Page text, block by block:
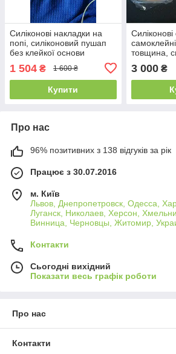
Силіконові накладки на
попі, силіконовий пушап
без клейкої основи
1 504 ₴ 1 600 ₴
Купити
Силіконові
товщина,
3 000₴
Про нас
96% позитивних з 138 відгуків за рік
Працює з 30.07.2016
м. Київ
Львов, Днепропетровск, Одесса,
Луганск, Николаев, Херсон,
Винница, Черновцы, Житомир,
Контакти
Сьогодні вихідний
Показати весь графік роботи
Про нас
Контакти